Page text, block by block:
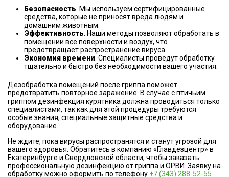
Безопасность . Мы используем сертифицированные
средства, которые не приносят вреда людям и
домашним животным.
Эффективность . Наши методы позволяют обработать в
помещении все поверхности и воздух, что
предотвращает распространение вируса.
Экономия времени . Специалисты проведут обработку
тщательно и быстро без необходимости вашего участия.
Дезобработка помещений после гриппа поможет
предотвратить повторное заражение. В случае с птичьим
гриппом дезинфекция курятника должна проводиться только
специалистами, так как для этой процедуры требуются
особые знания, специальные защитные средства и
оборудование.
Не ждите, пока вирусы распространятся и станут угрозой для
вашего здоровья. Обратитесь в компанию «Главдезцентр» в
Екатеринбурге и Свердловской области, чтобы заказать
профессиональную дезинфекцию от гриппа и ОРВИ. Заявку на
обработку можно оформить по телефону +7 (343) 288-52-55